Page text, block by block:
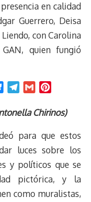
en calidad
Guerrero, Deisa
con Carolina
quien fungió
u
s
k
l
g
r
m
a
l
n
e
r
t
Chirinos)
para que estos
luces sobre los
y políticos que se
pictórica, y la
como muralistas,